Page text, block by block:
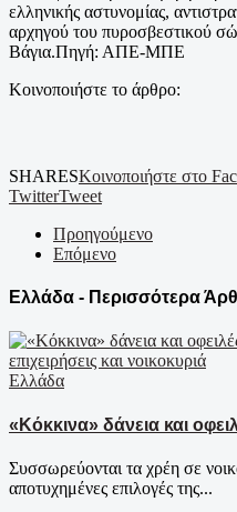
ελληνικής αστυνομίας,
αρχηγού του πυροσβεστικού
Βάγια.Πηγή: ΑΠΕ-ΜΠΕ
Κοινοποιήστε το άρθρο:
SHARESΚοινοποιήστε στο
TwitterTweet
Προηγούμενο
Επόμενο
Ελλάδα - Περισσότερα
Ελλάδα
«Κόκκινα» δάνεια και
Συσσωρεύονται τα χρέη σε
αποτυχημένες επιλογές της...